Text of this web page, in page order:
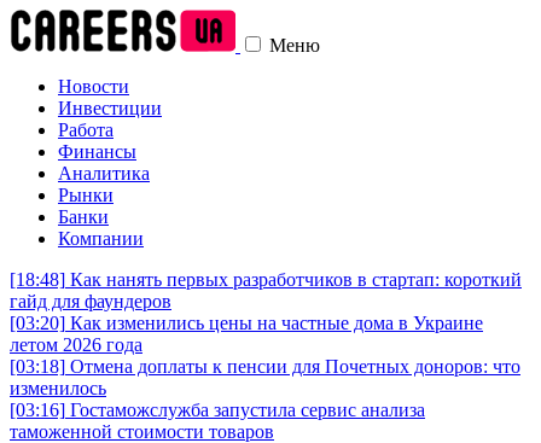
Меню
Новости
Инвестиции
Работа
Финансы
Аналитика
Рынки
Банки
Компании
[18:48] Как нанять первых разработчиков в стартап: короткий
гайд для фаундеров
[03:20] Как изменились цены на частные дома в Украине
летом 2026 года
[03:18] Отмена доплаты к пенсии для Почетных доноров: что
изменилось
[03:16] Гостаможслужба запустила сервис анализа
таможенной стоимости товаров